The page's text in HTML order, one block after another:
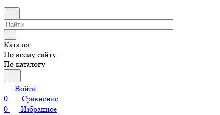
Каталог
По всему сайту
По каталогу
Войти
0
Сравнение
0
Избранное